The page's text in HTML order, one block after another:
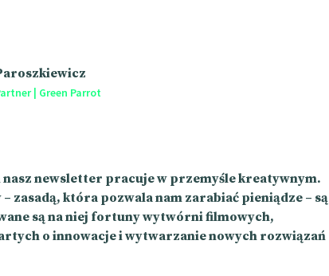
| Green Parrot
nasz newsletter pracuje w przemyśle kreatywnym.
zasadą, która pozwala nam zarabiać pieniądze – są
są na niej fortuny wytwórni filmowych,
o innowacje i wytwarzanie nowych rozwiązań